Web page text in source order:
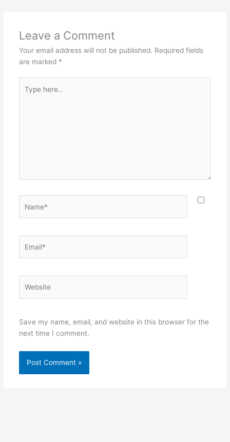
Leave a Comment
Your email address will not be published. Required fields
are marked *
here..
Save my name, email, and website in this browser for the
next time I comment.